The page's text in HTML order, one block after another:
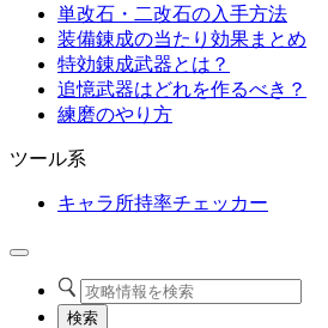
単改石・二改石の入手方法
装備錬成の当たり効果まとめ
特効錬成武器とは？
追憶武器はどれを作るべき？
練磨のやり方
ツール系
キャラ所持率チェッカー
検索